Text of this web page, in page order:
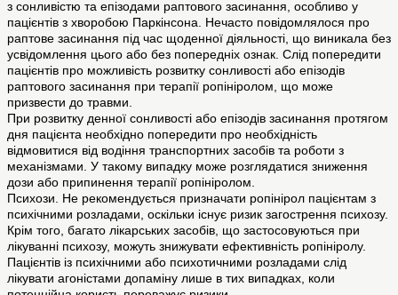
з сонливістю та епізодами раптового засинання, особливо у
пацієнтів з хворобою Паркінсона. Нечасто повідомлялося про
раптове засинання під час щоденної діяльності, що виникала без
усвідомлення цього або без попередніх ознак. Слід попередити
пацієнтів про можливість розвитку сонливості або епізодів
раптового засинання при терапії ропініролом, що може
призвести до травми.
При розвитку денної сонливості або епізодів засинання протягом
дня пацієнта необхідно попередити про необхідність
відмовитися від водіння транспортних засобів та роботи з
механізмами. У такому випадку може розглядатися зниження
дози або припинення терапії ропініролом.
Психози. Не рекомендується призначати ропінірол пацієнтам з
психічними розладами, оскільки існує ризик загострення психозу.
Крім того, багато лікарських засобів, що застосовуються при
лікуванні психозу, можуть знижувати ефективність ропініролу.
Пацієнтів із психічними або психотичними розладами слід
лікувати агоністами допаміну лише в тих випадках, коли